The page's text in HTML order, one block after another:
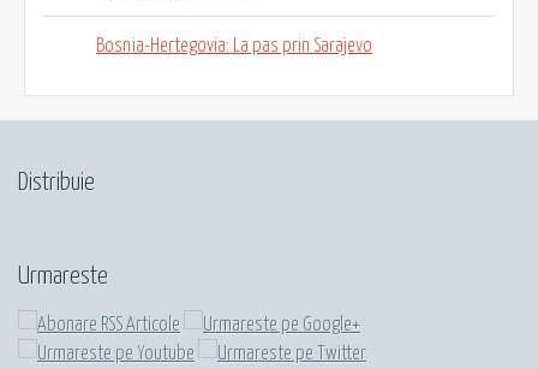
Bosnia-Hertegovia: La pas prin Sarajevo
Distribuie
Urmareste